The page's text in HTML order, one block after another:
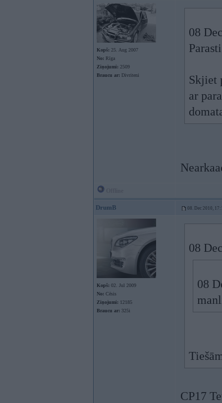
Kopš: 25. Aug 2007
No: Rīga
Ziņojumi: 2509
Braucu ar: Divriteni
08
Skjiet
ar
DrumB 08. Dec 2010,
Kopš: 02. Jul 2009
No: Cēsis
Ziņojumi: 12185
Braucu ar: 325i
08
08
CP17